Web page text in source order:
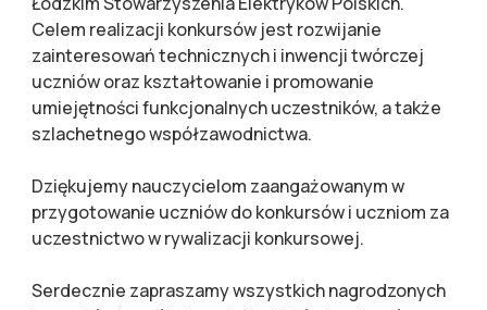
Celem realizacji konkursów jest rozwijanie
zainteresowań technicznych i inwencji twórczej
uczniów oraz kształtowanie i promowanie
umiejętności funkcjonalnych uczestników, a także
szlachetnego współzawodnictwa.
Dziękujemy nauczycielom zaangażowanym w
przygotowanie uczniów do konkursów i uczniom za
uczestnictwo w rywalizacji konkursowej.
Serdecznie zapraszamy wszystkich nagrodzonych